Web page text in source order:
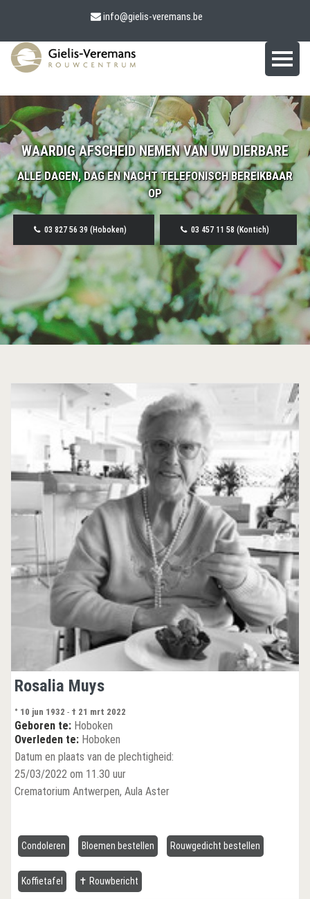
info@gielis-veremans.be
WAARDIG AFSCHEID NEMEN VAN UW DIERBARE
ALLE DAGEN, DAG EN NACHT TELEFONISCH BEREIKBAAR
OP
03 827 56 39 (Hoboken) 03 457 11 58 (Kontich)
Rosalia Muys
° 10 jun 1932 - † 21 mrt 2022
Geboren te: Hoboken
Overleden te: Hoboken
Datum en plaats van de plechtigheid:
25/03/2022 om 11.30 uur
Crematorium Antwerpen, Aula Aster
Condoleren Bloemen bestellen Rouwgedicht bestellen
Koffietafel ✝ Rouwbericht